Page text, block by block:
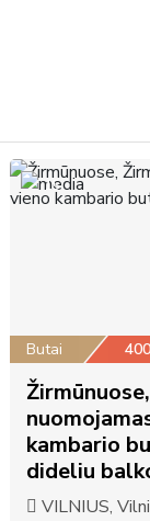
15
Butai
kambario
dideliu
VILNIUS,